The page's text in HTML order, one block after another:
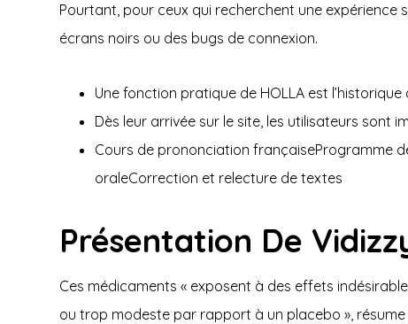
Pourtant, pour ceux qui recherchent une
écrans noirs ou des bugs de connexion.
Une fonction pratique de HOLLA est
Dès leur arrivée sur le site, les utilisateurs sont
Cours de prononciation françaiseProgramme
oraleCorrection et relecture de textes
Présentation De
Ces médicaments « exposent à des effets
ou trop modeste par rapport à un placebo »,